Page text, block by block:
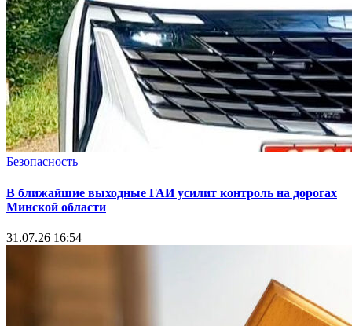
Безопасность
В ближайшие выходные ГАИ усилит контроль на дорогах
Минской области
31.07.26 16:54